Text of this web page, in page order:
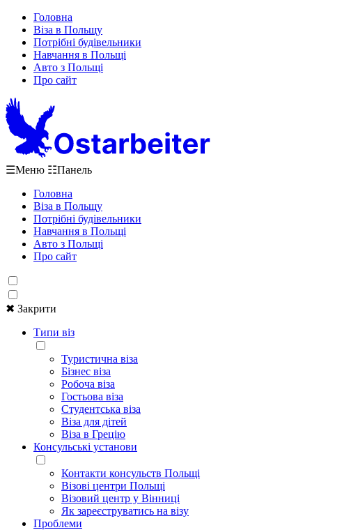
Головна
Віза в Польщу
Потрібні будівельники
Навчання в Польщі
Авто з Польщі
Про сайт
☰Меню ☷Панель
Головна
Віза в Польщу
Потрібні будівельники
Навчання в Польщі
Авто з Польщі
Про сайт
✖ Закрити
Типи віз
Туристична віза
Бізнес віза
Робоча віза
Гостьова віза
Студентська віза
Віза для дітей
Віза в Грецію
Консульські установи
Контакти консульств Польщі
Візові центри Польщі
Візовий центр у Вінниці
Як зареєструватись на візу
Проблеми